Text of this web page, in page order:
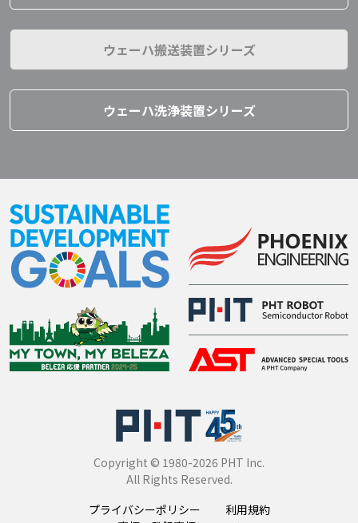
ウェーハ搬送装置シリーズ
ウェーハ洗浄装置シリーズ
Copyright © 1980-2026 PHT Inc.
All Rights Reserved.
プライバシーポリシー
利用規約